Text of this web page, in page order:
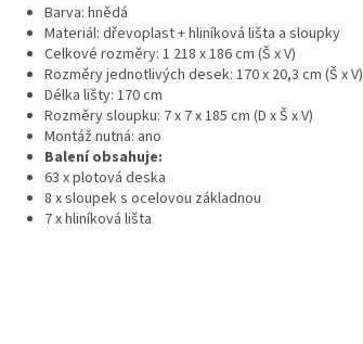
Barva: hnědá
Materiál: dřevoplast + hliníková lišta a sloupky
Celkové rozměry: 1 218 x 186 cm (Š x V)
Rozměry jednotlivých desek: 170 x 20,3 cm (Š x V)
Délka lišty: 170 cm
Rozměry sloupku: 7 x 7 x 185 cm (D x Š x V)
Montáž nutná: ano
Balení obsahuje:
63 x plotová deska
8 x sloupek s ocelovou základnou
7 x hliníková lišta